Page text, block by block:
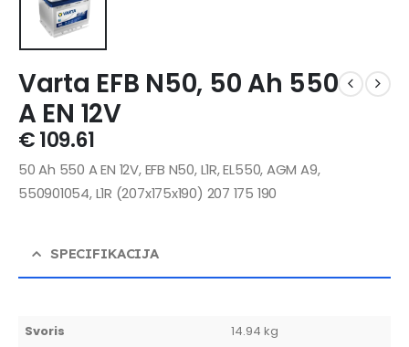
Varta EFB N50, 50 Ah 550
A EN 12V
€109.61
50 Ah 550 A EN 12V, EFB N50, L1R, EL550, AGM A9,
550901054, L1R (207x175x190) 207 175 190
SPECIFIKACIJA
Svoris
14.94 kg